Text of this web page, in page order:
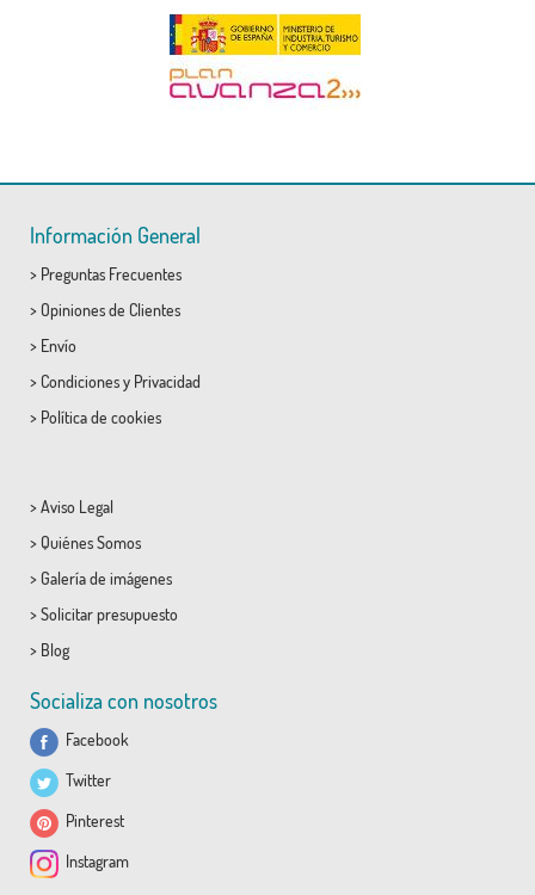
Información General
> Preguntas Frecuentes
> Opiniones de Clientes
> Envío
> Condicionesy Privacidad
> Política de cookies
> Aviso Legal
> Quiénes Somos
> Galería de imágenes
> Solicitar presupuesto
> Blog
Socializa con nosotros
Facebook
Twitter
Pinterest
Instagram